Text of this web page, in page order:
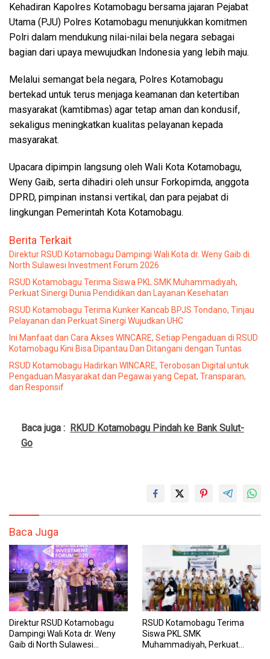
Kehadiran Kapolres Kotamobagu bersama jajaran Pejabat
Utama (PJU) Polres Kotamobagu menunjukkan komitmen
Polri dalam mendukung nilai-nilai bela negara sebagai
bagian dari upaya mewujudkan Indonesia yang lebih maju.
Melalui semangat bela negara, Polres Kotamobagu
bertekad untuk terus menjaga keamanan dan ketertiban
masyarakat (kamtibmas) agar tetap aman dan kondusif,
sekaligus meningkatkan kualitas pelayanan kepada
masyarakat.
Upacara dipimpin langsung oleh Wali Kota Kotamobagu,
Weny Gaib, serta dihadiri oleh unsur Forkopimda, anggota
DPRD, pimpinan instansi vertikal, dan para pejabat di
lingkungan Pemerintah Kota Kotamobagu.
Berita Terkait
Direktur RSUD Kotamobagu Dampingi Wali Kota dr. Weny Gaib di
North Sulawesi Investment Forum 2026
RSUD Kotamobagu Terima Siswa PKL SMK Muhammadiyah,
Perkuat Sinergi Dunia Pendidikan dan Layanan Kesehatan
RSUD Kotamobagu Terima Kunker Kancab BPJS Tondano, Tinjau
Pelayanan dan Perkuat Sinergi Wujudkan UHC
Ini Manfaat dan Cara Akses WINCARE, Setiap Pengaduan di RSUD
Kotamobagu Kini Bisa Dipantau Dan Ditangani dengan Tuntas
RSUD Kotamobagu Hadirkan WINCARE, Terobosan Digital untuk
Pengaduan Masyarakat dan Pegawai yang Cepat, Transparan,
dan Responsif
Baca juga : RKUD Kotamobagu Pindah ke Bank Sulut-
Go
Baca Juga
Direktur RSUD Kotamobagu
Dampingi Wali Kota dr. Weny
Gaib di North Sulawesi
RSUD Kotamobagu Terima
Siswa PKL SMK
Muhammadiyah, Perkuat